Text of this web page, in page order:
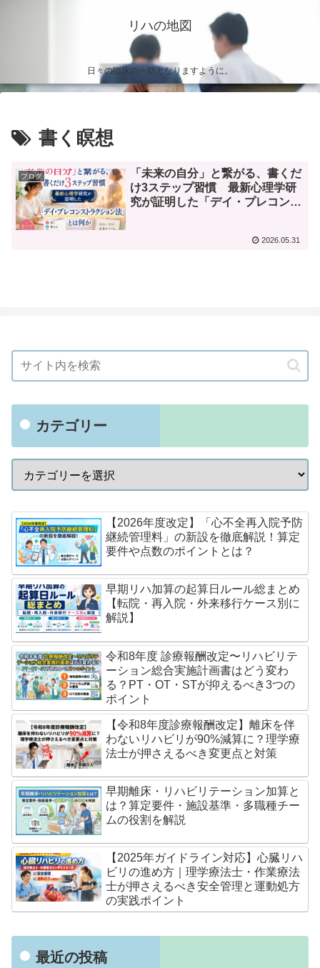
リハの地図
日々の臨床の一助となりますように。
書く瞑想
ブログ
「未来の自分」と繋がる、書くだ
け3ステップ習慣 最新心理学研
究が証明した「デイ・プレコンス
2026.05.31
カテゴリー
【2026年度改定】「心不全再入院予防
継続管理料」の新設を徹底解説！算定
要件や点数のポイントとは？
早期リハ加算の起算日ルール総まとめ
【転院・再入院・外来移行ケース別に
解説】
令和8年度 診療報酬改定〜リハビリテ
ーション総合実施計画書はどう変わ
る？PT・OT・STが抑えるべき3つの
ポイント
【令和8年度診療報酬改定】離床を伴
わないリハビリが90%減算に？理学療
法士が押さえるべき変更点と対策
早期離床・リハビリテーション加算と
は？算定要件・施設基準・多職種チー
ムの役割を解説
【2025年ガイドライン対応】心臓リハ
ビリの進め方｜理学療法士・作業療法
士が押さえるべき安全管理と運動処方
の実践ポイント
最近の投稿